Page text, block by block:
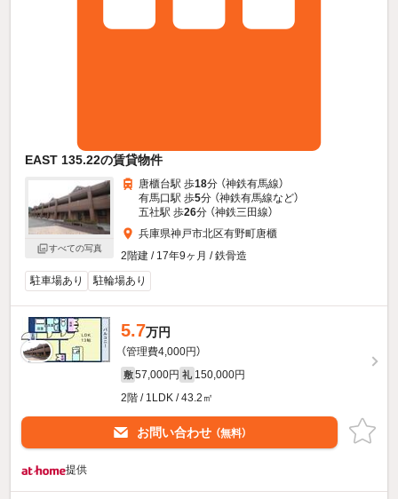
EAST 135.22の賃貸物件
すべての写真
唐櫃台駅 歩18分 （神鉄有馬線）
有馬口駅 歩5分 （神鉄有馬線など）
五社駅 歩26分 （神鉄三田線）
兵庫県神戸市北区有野町唐櫃
2階建 / 17年9ヶ月 / 鉄骨造
駐車場あり
駐輪場あり
5.7万円
（管理費4,000円）
敷 57,000円 礼 150,000円
2階 / 1LDK / 43.2㎡
お問い合わせ （無料）
提供